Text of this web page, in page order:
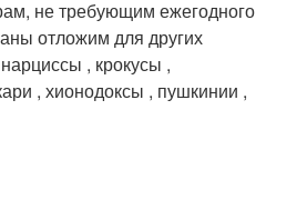
не требующим ежегодного
отложим для других
, крокусы ,
, хионодоксы , пушкинии ,